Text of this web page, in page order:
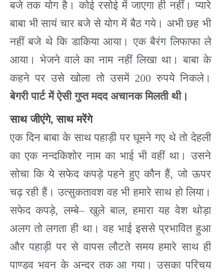
बजे तक योग है। कोई रसोई में जाएगा ही नहीं। प्यारे
बाबा भी सायं चार बजे से योग में बैठ गये। अभी छह भी
नहीं बजे थे कि डाकिया आया। एक बैरंग लिफाफा ले
आया। भेजने वाले का नाम नहीं लिखा था। बाबा के
कहने पर उसे खोला तो उसमें 200रुपये निकले।
बेगरी पार्ट में ऐसी गुप्त मदद अचानक मिलती थी।
साथ जीएंगे,साथ मरेंगे
एक दिन बाबा के साथ पहाड़ी पर घूमने गए थे तो देहली
का एक नन्दकिशोर नाम का भाई भी वहीं था। उसने
सोचा कि ये सफेद कपड़े पहने हुए कौन हैं,जो ऊपर
चढ़ रही हैं। उत्सुकतावश वह भी हमारे साथ हो लिया।
सफेद कपड़े,लम्बे–खुले बाल,हमारा यह वेश थोड़ा
अलग तो लगता ही था। वह भाई इससे प्रभावित हुआ
और पहाड़ी पर से वापस लौटते समय हमारे साथ ही
पाण्डव भवन के अन्दर तक आ गया। उसका परिचय